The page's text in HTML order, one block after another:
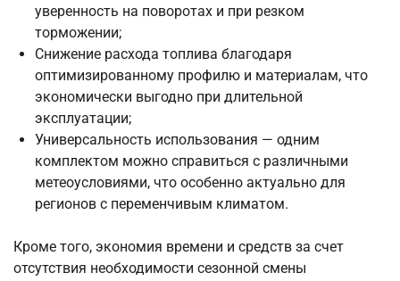
уверенность на поворотах и при резком
торможении;
Снижение расхода топлива благодаря
оптимизированному профилю и материалам, что
экономически выгодно при длительной
эксплуатации;
Универсальность использования — одним
комплектом можно справиться с различными
метеоусловиями, что особенно актуально для
регионов с переменчивым климатом.
Кроме того, экономия времени и средств за счет
отсутствия необходимости сезонной смены